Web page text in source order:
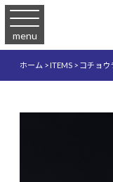
menu
ホーム>ITEMS>コチョ